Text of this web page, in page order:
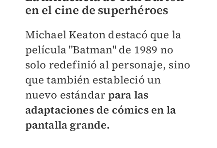
en el cine de superhéroes
Michael Keaton destacó que la
película "Batman" de 1989 no
solo redefinió al personaje, sino
que también estableció un
nuevo estándar para las
adaptaciones de cómics en la
pantalla grande.